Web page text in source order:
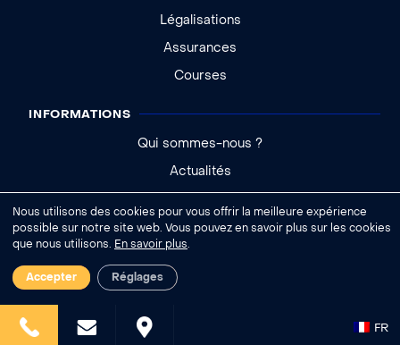
Légalisations
Assurances
Courses
INFORMATIONS
Qui sommes-nous ?
Actualités
FR
Nous utilisons des cookies pour vous offrir la meilleure expérience
possible sur notre site web. Vous pouvez en savoir plus sur les cookies
que nous utilisons. En savoir plus.
Accepter Réglages